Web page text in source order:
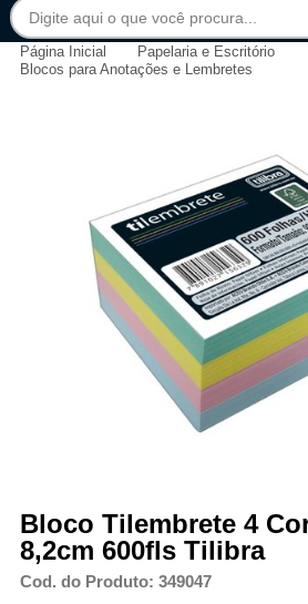
Página Inicial
Papelaria e Escritório
Blocos para Anotações e Lembretes
Bloco Tilembrete 4
8,2cm 600fls Tilibra
Cod. do Produto: 349047